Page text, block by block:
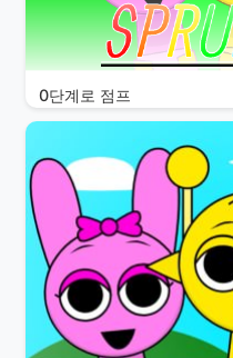
0단계로 점프